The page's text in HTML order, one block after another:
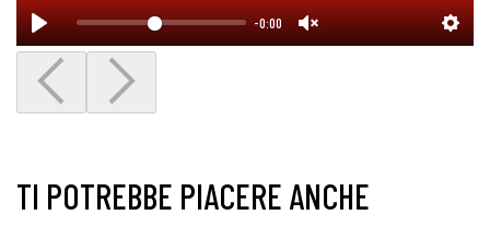
-0:00
TI POTREBBE PIACERE ANCHE